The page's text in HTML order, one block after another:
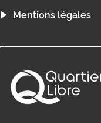
Mentions légales